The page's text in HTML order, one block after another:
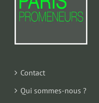
Contact
Qui sommes-nous ?